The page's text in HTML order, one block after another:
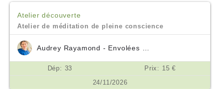
Atelier découverte
Atelier de méditation de pleine conscience
Dép: 33
Prix: 15 €
24/11/2026